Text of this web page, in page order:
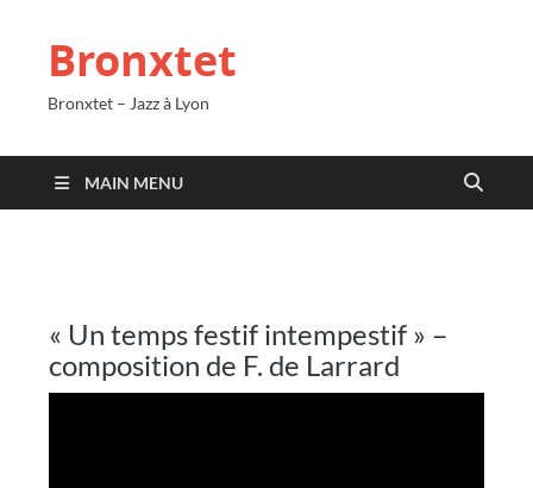
Bronxtet
Bronxtet – Jazz à Lyon
MAIN MENU
« Un temps festif intempestif » –
composition de F. de Larrard